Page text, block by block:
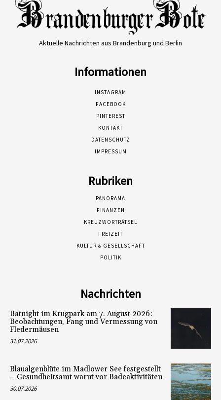
Aktuelle Nachrichten aus Brandenburg und Berlin
Informationen
INSTAGRAM
FACEBOOK
PINTEREST
KONTAKT
DATENSCHUTZ
IMPRESSUM
Rubriken
PANORAMA
FINANZEN
KREUZWORTRÄTSEL
FREIZEIT
KULTUR & GESELLSCHAFT
POLITIK
Nachrichten
Batnight im Krugpark am 7. August 2026:
Beobachtungen, Fang und Vermessung von
Fledermäusen
31.07.2026
Blaualgenblüte im Madlower See festgestellt
– Gesundheitsamt warnt vor Badeaktivitäten
30.07.2026